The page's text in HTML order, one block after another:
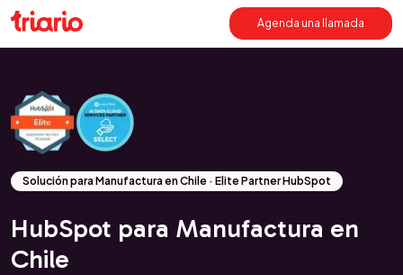
Agenda una llamada
Solución para Manufactura en Chile · Elite Partner HubSpot
HubSpot para Manufactura en
Chile